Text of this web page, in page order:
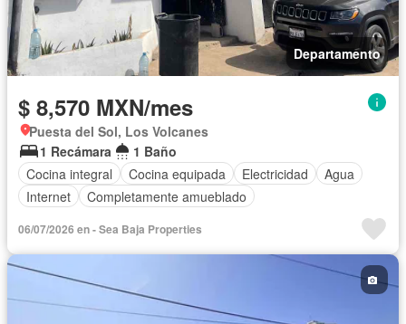
Departamento
$ 8,570 MXN/mes
Puesta del Sol, Los Volcanes
1 Recámara
1 Baño
Cocina integral
Cocina equipada Electricidad
Agua
Internet
Completamente amueblado
06/07/2026 en - Sea Baja Properties